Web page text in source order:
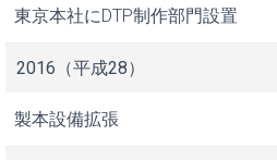
東京本社にDTP制作部門設置
2016（平成28）
製本設備拡張